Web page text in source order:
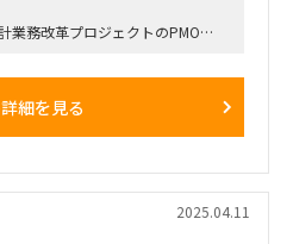
業務改革プロジェクトのPMOリ
場合はあれば尚可)。
細を見る
2025.04.11